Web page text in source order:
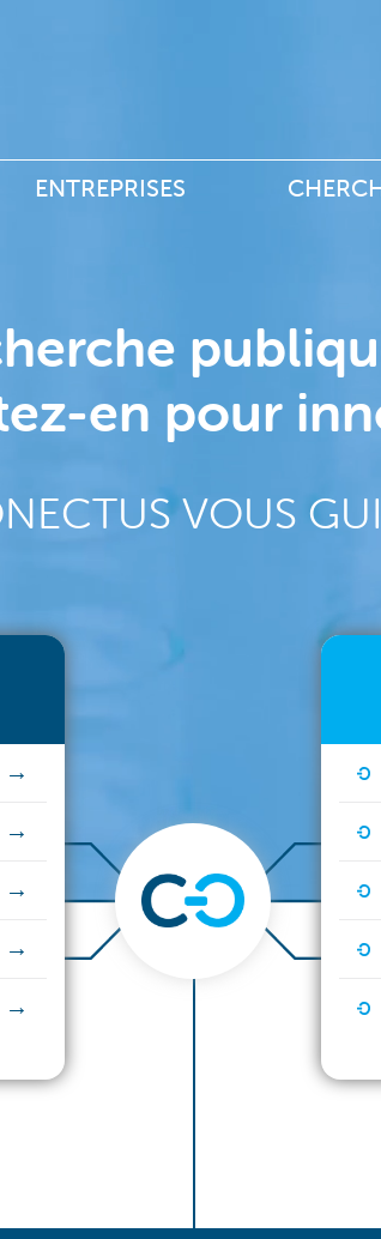
ENTREPRISES
en pour
VOUS